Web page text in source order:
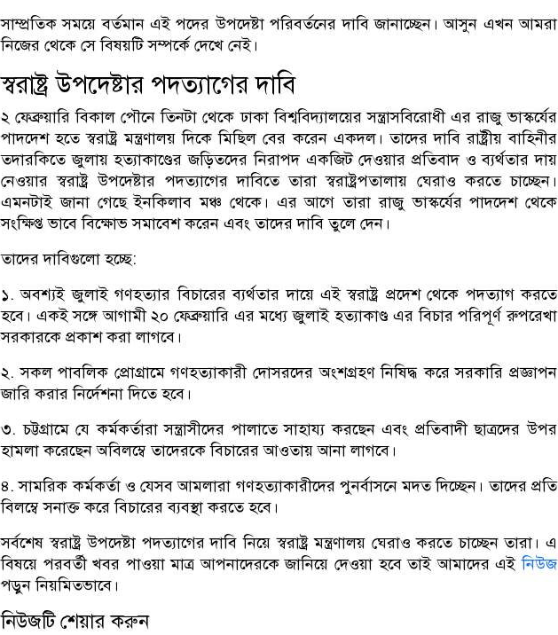
সাম্প্রতিক সময়ে বর্তমান এই পদের উপদেষ্টা পরিবর্তনের দাবি জানাচ্ছেন। আসুন এখন আমরা
নিজের থেকে সে বিষয়টি সম্পর্কে দেখে নেই।
স্বরাষ্ট্র উপদেষ্টার পদত্যাগের দাবি
২ ফেব্রুয়ারি বিকাল পৌনে তিনটা থেকে ঢাকা বিশ্ববিদ্যালয়ের সন্ত্রাসবিরোধী এর রাজু ভাস্কর্যের
পাদদেশ হতে স্বরাষ্ট্র মন্ত্রণালয় দিকে মিছিল বের করেন একদল। তাদের দাবি রাষ্ট্রীয় বাহিনীর
তদারকিতে জুলায় হত্যাকাণ্ডের জড়িতদের নিরাপদ একজিট দেওয়ার প্রতিবাদ ও ব্যর্থতার দায়
নেওয়ার স্বরাষ্ট্র উপদেষ্টার পদত্যাগের দাবিতে তারা স্বরাষ্ট্রপতালায় ঘেরাও করতে চাচ্ছেন।
এমনটাই জানা গেছে ইনকিলাব মঞ্চ থেকে। এর আগে তারা রাজু ভাস্কর্যের পাদদেশ থেকে
সংক্ষিপ্ত ভাবে বিক্ষোভ সমাবেশ করেন এবং তাদের দাবি তুলে দেন।
তাদের দাবিগুলো হচ্ছে:
১. অবশ্যই জুলাই গণহত্যার বিচারের ব্যর্থতার দায়ে এই স্বরাষ্ট্র প্রদেশ থেকে পদত্যাগ করতে
হবে। একই সঙ্গে আগামী ২০ ফেব্রুয়ারি এর মধ্যে জুলাই হত্যাকাণ্ড এর বিচার পরিপূর্ণ রুপরেখা
সরকারকে প্রকাশ করা লাগবে।
২. সকল পাবলিক প্রোগ্রামে গণহত্যাকারী দোসরদের অংশগ্রহণ নিষিদ্ধ করে সরকারি প্রজ্ঞাপন
জারি করার নির্দেশনা দিতে হবে।
৩. চট্টগ্রামে যে কর্মকর্তারা সন্ত্রাসীদের পালাতে সাহায্য করছেন এবং প্রতিবাদী ছাত্রদের উপর
হামলা করেছেন অবিলম্বে তাদেরকে বিচারের আওতায় আনা লাগবে।
৪. সামরিক কর্মকর্তা ও যেসব আমলারা গণহত্যাকারীদের পুনর্বাসনে মদত দিচ্ছেন। তাদের প্রতি
বিলম্বে সনাক্ত করে বিচারের ব্যবস্থা করতে হবে।
সর্বশেষ স্বরাষ্ট্র উপদেষ্টা পদত্যাগের দাবি নিয়ে স্বরাষ্ট্র মন্ত্রণালয় ঘেরাও করতে চাচ্ছেন তারা। এ
বিষয়ে পরবর্তী খবর পাওয়া মাত্র আপনাদেরকে জানিয়ে দেওয়া হবে তাই আমাদের এইনিউজ
পড়ুন নিয়মিতভাবে।
নিউজটি শেয়ার করুন